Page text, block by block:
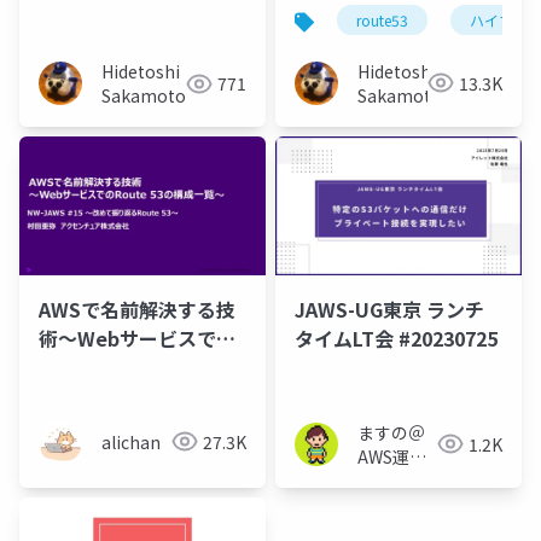
Hidetoshi
Sakamoto
771
route53 ハイブリ
Hidetoshi
Sakamoto
13.3K
AWSで名前解決する技
術〜Webサービスでの
alichan 27.3K
JAWS-UG東京 ランチ
タイムLT会 #20230725
ますの＠
AWS運用
1.2K